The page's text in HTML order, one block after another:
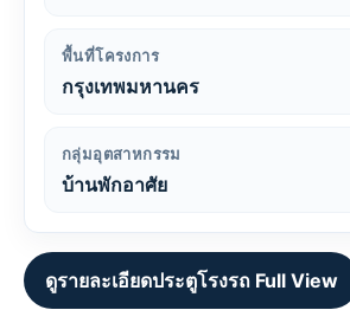
พื้นที่โครงการ
กรุงเทพมหานคร
กลุ่มอุตสาหกรรม
บ้านพักอาศัย
ดูรายละเอียดประตูโรงรถ Full View